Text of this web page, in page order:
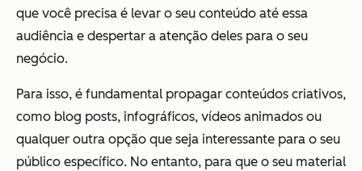
que você precisa é levar o seu conteúdo até essa
audiência e despertar a atenção deles para o seu
negócio.
Para isso, é fundamental propagar conteúdos criativos,
como blog posts, infográficos, vídeos animados ou
qualquer outra opção que seja interessante para o seu
público específico. No entanto, para que o seu material